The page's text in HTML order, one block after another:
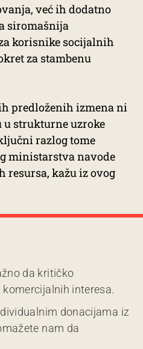
već ih dodatno
siromašnija
korisnike socijalnih
za stambenu
predloženih izmena ni
strukturne uzroke
razlog tome
ministarstva navode
resursa, kažu iz ovog
da kritičko
interesa.
donacijama iz
nam da